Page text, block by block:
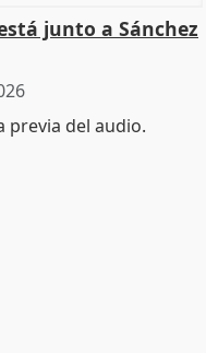
junto a Sánchez